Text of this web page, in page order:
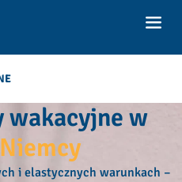
w
Niemcy
i elastycznych warunkach –